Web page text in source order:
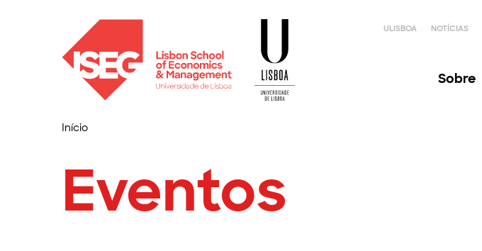
ULISBOA NOTÍCIAS
Sobre
Início
Eventos